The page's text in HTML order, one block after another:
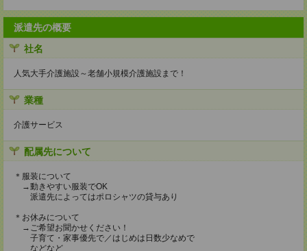
派遣先の概要
社名
人気大手介護施設～老舗小規模介護施設まで！
業種
介護サービス
配属先について
＊服装について
→動きやすい服装でOK
派遣先によってはポロシャツの貸与あり
＊お休みについて
→ご希望お聞かせください！
子育て・家事優先で／はじめは日数少なめで
などなど